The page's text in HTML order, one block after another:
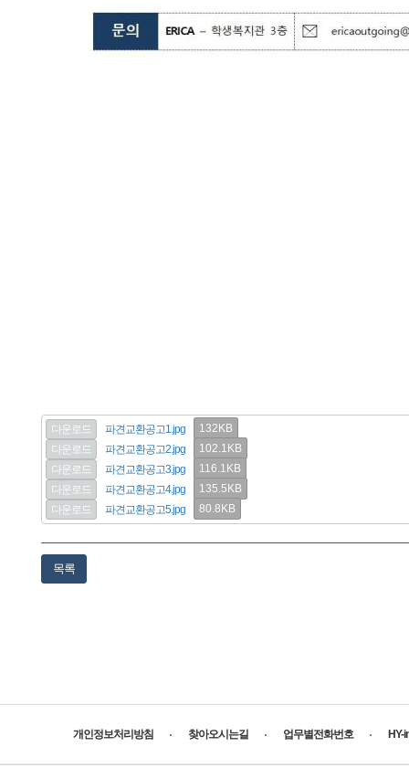
다운로드 파견교환공고1.jpg
132KB
다운로드
파견교환공고2.jpg
102.1KB
다운로드
파견교환공고3.jpg
116.1KB
다운로드
파견교환공고4.jpg
135.5KB
다운로드
파견교환공고5.jpg 80.8KB
목록
개인정보처리방침 찾아오시는길 업무별전화번호 HY-